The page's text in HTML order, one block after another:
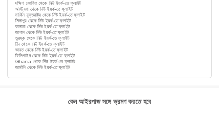
দক্ষিণ কোরিয়া থেকে নিউ ইয়র্ক-তে ফ্লাইট
অস্ট্রিয়া থেকে নিউ ইয়র্ক-তে ফ্লাইট
মার্কিন যুক্তরাষ্ট্র থেকে নিউ ইয়র্ক-তে ফ্লাইট
সিঙ্গাপুর থেকে নিউ ইয়র্ক-তে ফ্লাইট
কানাডা থেকে নিউ ইয়র্ক-তে ফ্লাইট
জাপান থেকে নিউ ইয়র্ক-তে ফ্লাইট
তুরস্ক থেকে নিউ ইয়র্ক-তে ফ্লাইট
চীন থেকে নিউ ইয়র্ক-তে ফ্লাইট
ভারত থেকে নিউ ইয়র্ক-তে ফ্লাইট
ফিলিপাইন থেকে নিউ ইয়র্ক-তে ফ্লাইট
Ghana থেকে নিউ ইয়র্ক-তে ফ্লাইট
জার্মানি থেকে নিউ ইয়র্ক-তে ফ্লাইট
কেন আইরপাজ সঙ্গে ভ্রমণ করতে হবে